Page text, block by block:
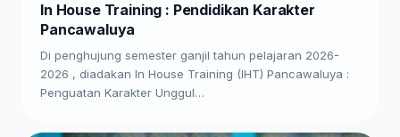
In House Training : Pendidikan Karakter
Pancawaluya
Di penghujung semester ganjil tahun pelajaran 2026-
2026 , diadakan In House Training (IHT) Pancawaluya :
Penguatan Karakter Unggul…